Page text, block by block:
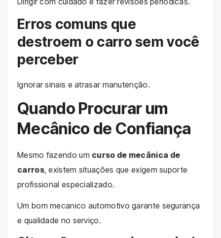
Erros comuns que
destroem o carro sem você
perceber
Ignorar sinais e atrasar manutenção.
Quando Procurar um
Mecânico de Confiança
Mesmo fazendo um curso de mecânica de
carros, existem situações que exigem suporte
profissional especializado.
Um bom mecanico automotivo garante segurança
e qualidade no serviço.